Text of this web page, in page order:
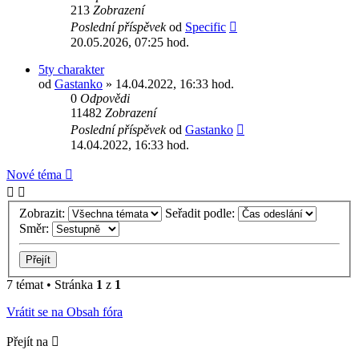
213 Zobrazení
Poslední příspěvekod Specific
20.05.2026, 07:25 hod.
5ty charakter
od Gastanko » 14.04.2022, 16:33 hod.
0 Odpovědi
11482 Zobrazení
Poslední příspěvekod Gastanko
14.04.2022, 16:33 hod.
Nové téma
Zobrazit:
Seřadit podle:
Směr:
7 témat • Stránka 1 z 1
Vrátit se na Obsah fóra
Přejít na